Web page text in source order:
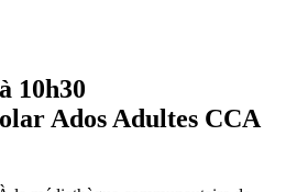
10h30
Ados Adultes CCA